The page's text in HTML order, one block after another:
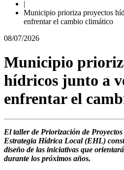
|
Municipio prioriza proyectos
enfrentar el cambio climático
08/07/2026
Municipio
hídricos junto a
enfrentar el
El taller de Priorización de
Estrategia Hídrica Local (EHL)
diseño de las iniciativas que
durante los próximos años.